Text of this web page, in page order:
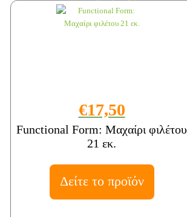
€17,50
Functional Form: Μαχαίρι φιλέτου
21 εκ.
Δείτε το προϊόν